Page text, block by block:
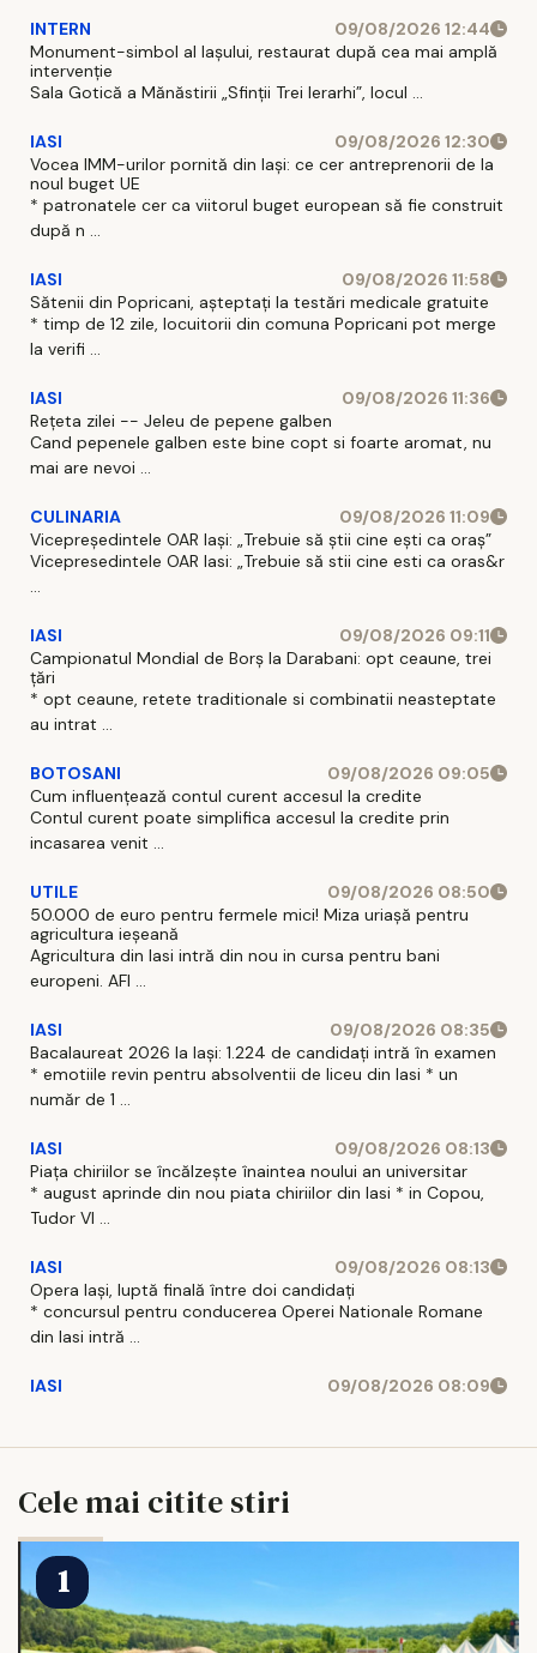
INTERN
09/08/2026 12:44
Monument-simbol al Iaşului, restaurat după cea mai amplă
intervenţie
Sala Gotică a Mănăstirii „Sfinţii Trei Ierarhi”, locul ...
IASI
09/08/2026 12:30
Vocea IMM-urilor pornită din Iași: ce cer antreprenorii de la
noul buget UE
* patronatele cer ca viitorul buget european să fie construit
după n ...
IASI
09/08/2026 11:58
Sătenii din Popricani, așteptați la testări medicale gratuite
* timp de 12 zile, locuitorii din comuna Popricani pot merge
la verifi ...
IASI
09/08/2026 11:36
Rețeta zilei -- Jeleu de pepene galben
Cand pepenele galben este bine copt si foarte aromat, nu
mai are nevoi ...
CULINARIA
09/08/2026 11:09
Vicepreședintele OAR Iași: „Trebuie să știi cine ești ca oraș”
Vicepresedintele OAR Iasi: „Trebuie să stii cine esti ca oras&r
...
IASI
09/08/2026 09:11
Campionatul Mondial de Borș la Darabani: opt ceaune, trei
țări
* opt ceaune, retete traditionale si combinatii neasteptate
au intrat ...
BOTOSANI
09/08/2026 09:05
Cum influențează contul curent accesul la credite
Contul curent poate simplifica accesul la credite prin
incasarea venit ...
UTILE
09/08/2026 08:50
50.000 de euro pentru fermele mici! Miza uriașă pentru
agricultura ieșeană
Agricultura din Iasi intră din nou in cursa pentru bani
europeni. AFI ...
IASI
09/08/2026 08:35
Bacalaureat 2026 la Iași: 1.224 de candidați intră în examen
* emotiile revin pentru absolventii de liceu din Iasi * un
număr de 1 ...
IASI
09/08/2026 08:13
Piața chiriilor se încălzește înaintea noului an universitar
* august aprinde din nou piata chiriilor din Iasi * in Copou,
Tudor Vl ...
IASI
09/08/2026 08:13
Opera Iași, luptă finală între doi candidați
* concursul pentru conducerea Operei Nationale Romane
din Iasi intră ...
IASI 09/08/2026 08:09
Cele mai citite stiri